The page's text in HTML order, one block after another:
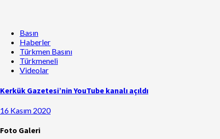
Basın
Haberler
Türkmen Basını
Türkmeneli
Videolar
Kerkük Gazetesi’nin YouTube kanalı açıldı
16 Kasım 2020
Foto Galeri